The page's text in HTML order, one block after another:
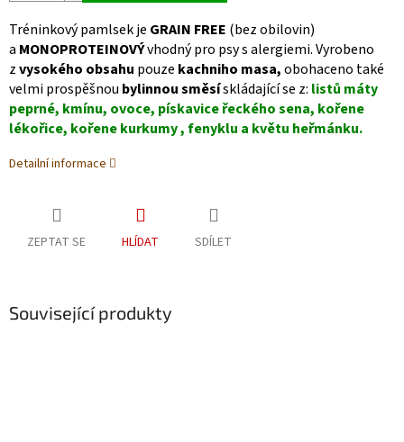
Tréninkový pamlsek je GRAIN FREE (bez obilovin)
a MONOPROTEINOVÝvhodný pro psy s alergiemi. Vyrobeno
zvysokého obsahu pouze kachniho masa,obohaceno také
velmi prospěšnou bylinnou směsískládající se z: listů máty
peprné, kmínu, ovoce, pískavice řeckého sena, kořene
lékořice, kořene kurkumy , fenyklu a květu heřmánku.
Detailní informace
ZEPTAT SE HLÍDAT SDÍLET
Související produkty